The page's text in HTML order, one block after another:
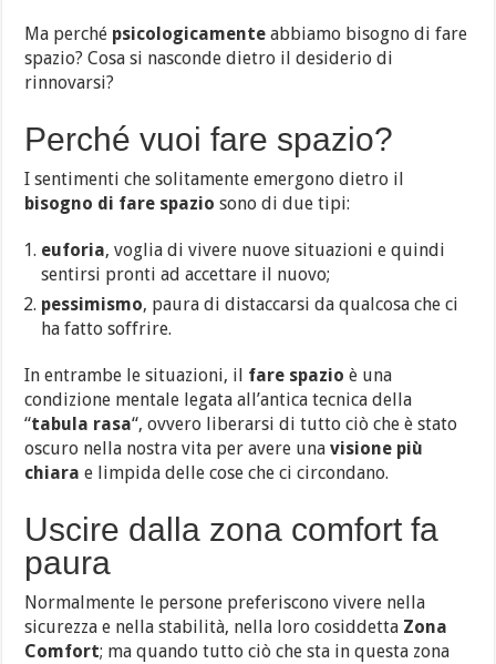
Ma perché psicologicamente abbiamo bisogno di fare
spazio? Cosa si nasconde dietro il desiderio di
rinnovarsi?
Perché vuoi fare spazio?
I sentimenti che solitamente emergono dietro il
bisogno di fare spazio sono di due tipi:
euforia, voglia di vivere nuove situazioni e quindi
sentirsi pronti ad accettare il nuovo;
pessimismo, paura di distaccarsi da qualcosa che ci
ha fatto soffrire.
In entrambe le situazioni, il fare spazio è una
condizione mentale legata all’antica tecnica della
“tabula rasa“, ovvero liberarsi di tutto ciò che è stato
oscuro nella nostra vita per avere unavisione più
chiara e limpida delle cose che ci circondano.
Uscire dalla zona comfort fa
paura
Normalmente le persone preferiscono vivere nella
sicurezza e nella stabilità, nella loro cosiddetta Zona
Comfort; ma quando tutto ciò che sta in questa zona